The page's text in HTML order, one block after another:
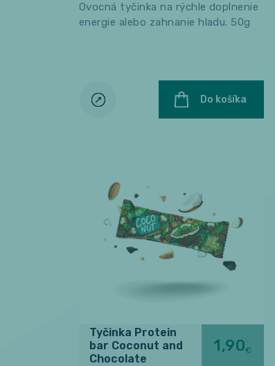
Ovocná tyčinka na rýchle doplnenie
energie alebo zahnanie hladu. 50g
Do košíka
Tyčinka Protein
bar Coconut and
Chocolate
1,90€